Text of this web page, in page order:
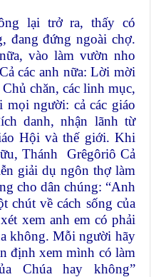
lại trở ra, thấy có
đang đứng ngoài chợ.
vào làm vườn nho
các anh nữa: Lời mời
chăn, các linh mục,
mọi người: cả các giáo
danh, nhận lãnh từ
Hội và thế giới. Khi
Thánh Grêgôriô Cả
giải dụ ngôn thợ làm
cho dân chúng: “Anh
chút về cách sống của
xem anh em có phải
không. Mỗi người hãy
định xem mình có làm
Chúa hay không”